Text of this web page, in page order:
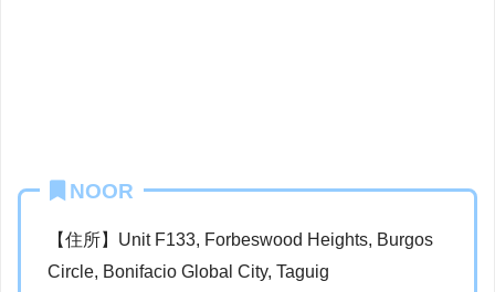
NOOR
【住所】 Unit F133, Forbeswood Heights, Burgos
Circle, Bonifacio Global City, Taguig